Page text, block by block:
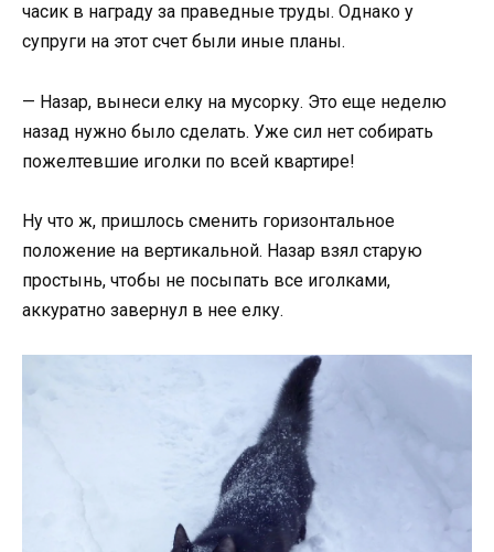
часик в награду за праведные труды. Однако у
супруги на этот счет были иные планы.
— Назар, вынеси елку на мусорку. Это еще неделю
назад нужно было сделать. Уже сил нет собирать
пожелтевшие иголки по всей квартире!
Ну что ж, пришлось сменить горизонтальное
положение на вертикальной. Назар взял старую
простынь, чтобы не посыпать все иголками,
аккуратно завернул в нее елку.